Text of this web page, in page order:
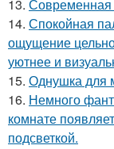
13. Современная
14. Спокойная
ощущение
уютнее и
15. Однушка для
16. Немного
комнате
подсветкой.